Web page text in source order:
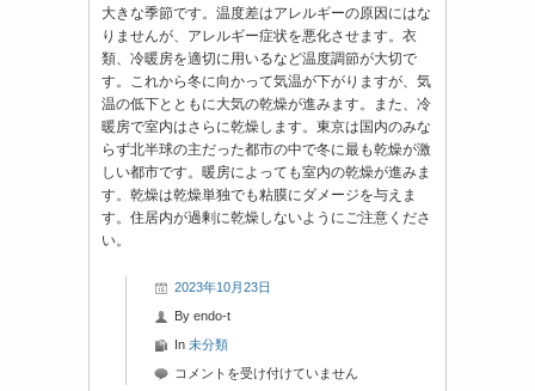
粉
報
は
大きな季節です。温度差はアレルギーの原因にはな
りませんが、アレルギー症状を悪化させます。衣
類、冷暖房を適切に用いるなど温度調節が大切で
す。これから冬に向かって気温が下がりますが、気
温の低下とともに大気の乾燥が進みます。また、冷
暖房で室内はさらに乾燥します。東京は国内のみな
らず北半球の主だった都市の中で冬に最も乾燥が激
しい都市です。暖房によっても室内の乾燥が進みま
す。乾燥は乾燥単独でも粘膜にダメージを与えま
す。住居内が過剰に乾燥しないようにご注意くださ
い。
2023年10月23日
By endo-t
In 未分類
2023
コメントを受け付けていません